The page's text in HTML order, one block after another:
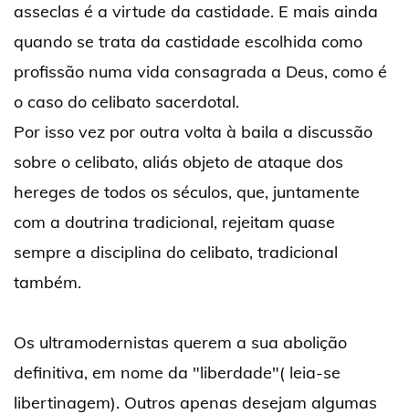
asseclas é a virtude da castidade. E mais ainda
quando se trata da castidade escolhida como
profissão numa vida consagrada a Deus, como é
o caso do celibato sacerdotal.
Por isso vez por outra volta à baila a discussão
sobre o celibato, aliás objeto de ataque dos
hereges de todos os séculos, que, juntamente
com a doutrina tradicional, rejeitam quase
sempre a disciplina do celibato, tradicional
também.
Os ultramodernistas querem a sua abolição
definitiva, em nome da "liberdade"( leia-se
libertinagem). Outros apenas desejam algumas